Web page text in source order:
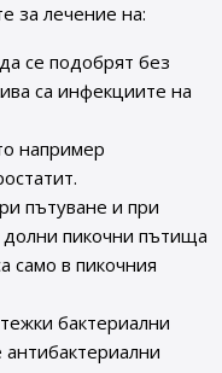
за лечение на:
се подобрят без
са инфекциите на
например
пътуване и при
пикочни пътища
само в пикочния
бактериални